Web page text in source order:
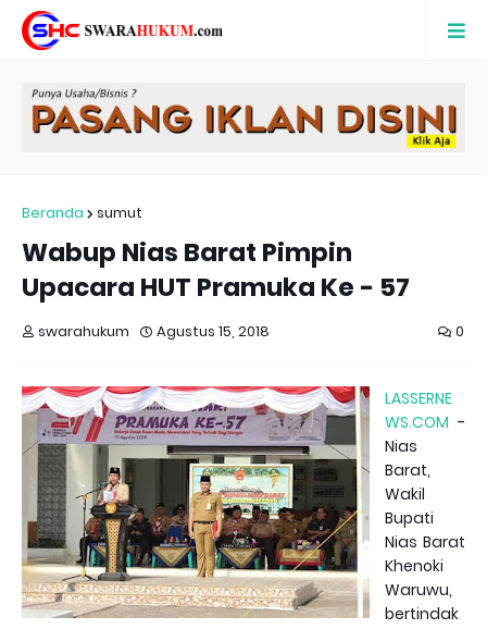
Beranda sumut
Wabup Nias Barat Pimpin
Upacara HUT Pramuka Ke - 57
swarahukum Agustus 15, 2018 0
LASSERNE
WS.COM -
Nias
Barat,
Wakil
Bupati
Nias Barat
Khenoki
Waruwu,
bertindak